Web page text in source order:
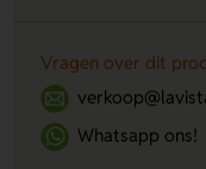
Vragen over dit
Whatsapp ons!